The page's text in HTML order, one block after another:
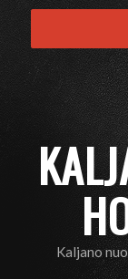
Kaljano